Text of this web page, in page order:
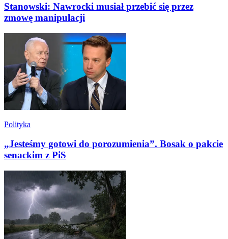
Stanowski: Nawrocki musiał przebić się przez
zmowę manipulacji
Polityka
„Jesteśmy gotowi do porozumienia”. Bosak o pakcie
senackim z PiS